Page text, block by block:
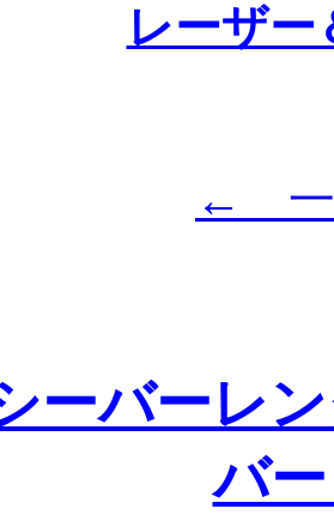
レーザー
← 一
ーバーレ
バ